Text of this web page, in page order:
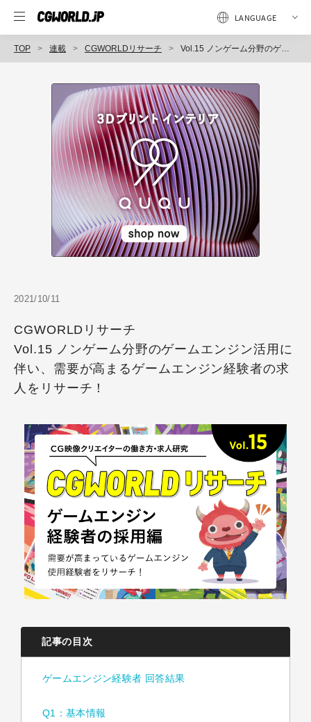
TOP 連載 CGWORLDリサーチ Vol.15 ノンゲーム分野のゲームエンジン活用に伴い、需要が高まるゲームエンジン経験者の求人をリサーチ！
2021/10/11
CGWORLDリサーチ
Vol.15 ノンゲーム分野のゲームエンジン活用に
伴い、需要が高まるゲームエンジン経験者の求
人をリサーチ！
記事の目次
ゲームエンジン経験者 回答結果
Q1：基本情報